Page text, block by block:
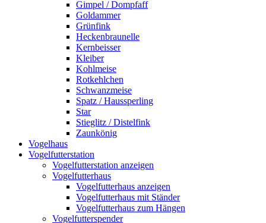
Gimpel / Dompfaff
Goldammer
Grünfink
Heckenbraunelle
Kernbeisser
Kleiber
Kohlmeise
Rotkehlchen
Schwanzmeise
Spatz / Haussperling
Star
Stieglitz / Distelfink
Zaunkönig
Vogelhaus
Vogelfutterstation
Vogelfutterstation anzeigen
Vogelfutterhaus
Vogelfutterhaus anzeigen
Vogelfutterhaus mit Ständer
Vogelfutterhaus zum Hängen
Vogelfutterspender